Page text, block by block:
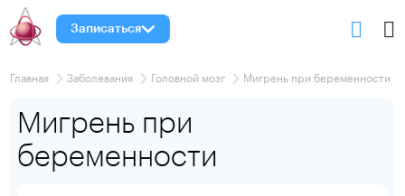
Записаться
Главная Заболевания Головной мозг Мигрень при беременности
Мигрень при
беременности